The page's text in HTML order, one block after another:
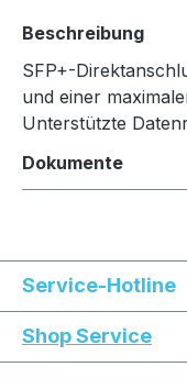
Beschreibung
SFP+-
und einer
Unterstützte
Dokumente
Service-Hotline
Shop Service